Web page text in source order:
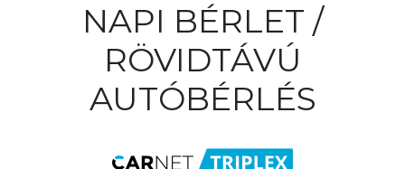
NAPI BÉRLET /
RÖVIDTÁVÚ
AUTÓBÉRLÉS